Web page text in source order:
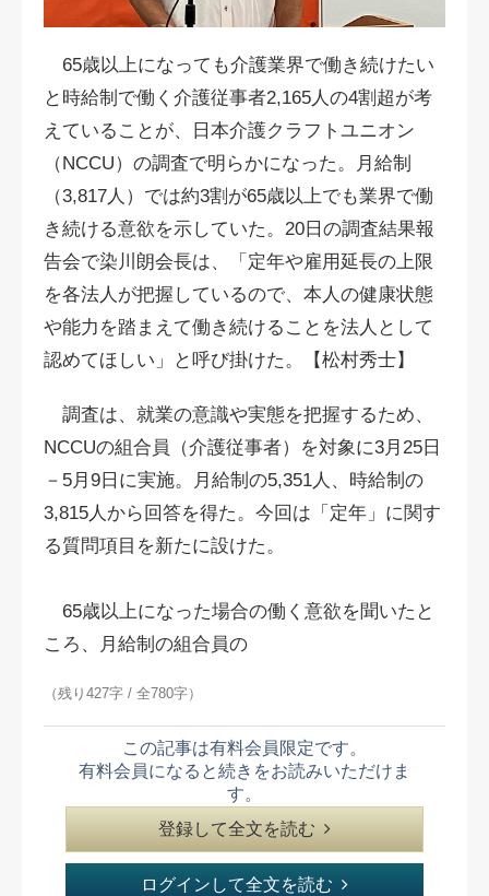
65歳以上になっても介護業界で働き続けたい
と時給制で働く介護従事者2,165人の4割超が考
えていることが、日本介護クラフトユニオン
（NCCU）の調査で明らかになった。月給制
（3,817人）では約3割が65歳以上でも業界で働
き続ける意欲を示していた。20日の調査結果報
告会で染川朗会長は、「定年や雇用延長の上限
を各法人が把握しているので、本人の健康状態
や能力を踏まえて働き続けることを法人として
認めてほしい」と呼び掛けた。【松村秀士】
調査は、就業の意識や実態を把握するため、
NCCUの組合員（介護従事者）を対象に3月25日
－5月9日に実施。月給制の5,351人、時給制の
3,815人から回答を得た。今回は「定年」に関す
る質問項目を新たに設けた。
65歳以上になった場合の働く意欲を聞いたと
ころ、月給制の組合員の
（残り427字 / 全780字）
この記事は有料会員限定です。
有料会員になると続きをお読みいただけま
す。
登録して全文を読む
ログインして全文を読む